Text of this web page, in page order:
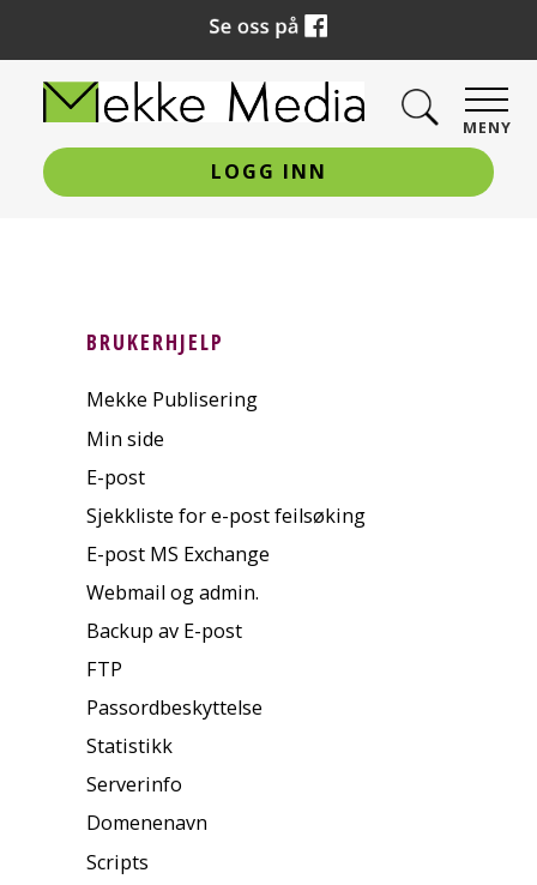
MENY
LOGG INN
BRUKERHJELP
Mekke Publisering
Min side
E-post
Sjekkliste for e-post feilsøking
E-post MS Exchange
Webmail og admin.
Backup av E-post
FTP
Passordbeskyttelse
Statistikk
Serverinfo
Domenenavn
Scripts